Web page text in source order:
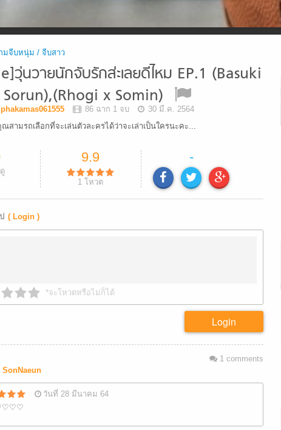
มจีบหนุ่ม / จีบสาว
วุ่นวายนักจับรักส่ะเลยดีไหม EP.1 (Basuki
x Somin)
phakamas061555 86 ฉาก 1 จบ
30 มี.ค. 2564
ามรถเลือกที่จะเล่นตัวละครได้ว่าจะเล่าเป็นใครนะคะ...
9.9
1 โหวต
-
( Login )
*จะโหวตหรือไม่ก็ได้
Login
1 comments
SonNaeun
วันที่ 28 มีนาคม 64